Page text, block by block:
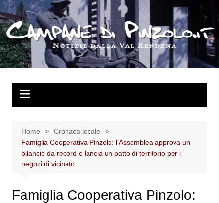
Salta
al
contenuto
Home
Cronaca locale
Famiglia Cooperativa Pinzolo: l’Assemblea approva un
bilancio da record e lancia un patto di territorio per i
negozi di vicinato
Famiglia Cooperativa Pinzolo: